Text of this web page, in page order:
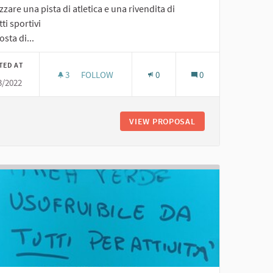
una pista di atletica e una rivendita di
sportivi
di...
AT
2022
3 3 FOLLOWERS
FOLLOW 0 0
VIEW PROPOSAL